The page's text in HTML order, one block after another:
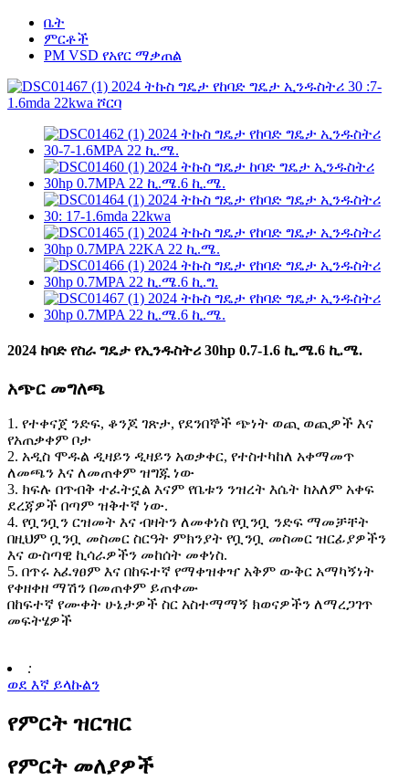
ቤት
ምርቶች
PM VSD የአየር ማቃጠል
2024 ከባድ የስራ ግዴታ የኢንዱስትሪ 30hp 0.7-1.6 ኪ.ሜ.6 ኪ.ሜ.
አጭር መግለጫ
1. የተቀናጀ ንድፍ, ቆንጆ ገጽታ, የደንበኞች ጭነት ወጪ ወጪዎች እና
የአጠቃቀም ቦታ
2. አዲስ ሞዱል ዲዛይን ዲዛይን አወቃቀር, የተስተካከለ አቀማመጥ
ለመጫን እና ለመጠቀም ዝግጁ ነው
3. ክፍሉ በጥብቅ ተፈትኗል እናም የቤቱን ንዝረት እሴት ከአለም አቀፍ
ደረጃዎች በጣም ዝቅተኛ ነው.
4. የቧንቧን ርዝመት እና ብዛትን ለመቀነስ የቧንቧ ንድፍ ማመቻቸት
በዚህም ቧንቧ መስመር ስርዓት ምክንያት የቧንቧ መስመር ዝርፊያዎችን
እና ውስጣዊ ኪሳራዎችን መከሰት መቀነስ.
5. በጥሩ አፈፃፀም እና በከፍተኛ የማቀዝቀዣ አቅም ውቅር አማካኝነት
የቀዘቀዘ ማሽን በመጠቀም ይጠቀሙ
በከፍተኛ የሙቀት ሁኔታዎች ስር አስተማማኝ ክወናዎችን ለማረጋገጥ
መፍትሄዎች
:
ወደ እኛ ይላኩልን
የምርት ዝርዝር
የምርት መለያዎች